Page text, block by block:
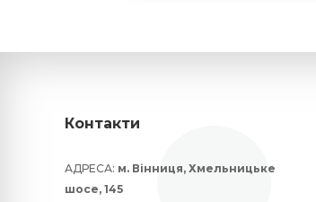
Контакти
АДРЕСА: м. Вінниця, Хмельницьке
шосе, 145